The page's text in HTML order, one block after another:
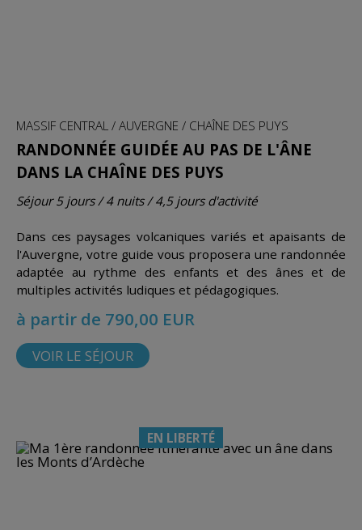
MASSIF CENTRAL / AUVERGNE / CHAÎNE DES PUYS
RANDONNÉE GUIDÉE AU PAS DE L'ÂNE
DANS LA CHAÎNE DES PUYS
Séjour 5 jours / 4 nuits / 4,5 jours d'activité
Dans ces paysages volcaniques variés et apaisants de
l'Auvergne, votre guide vous proposera une randonnée
adaptée au rythme des enfants et des ânes et de
multiples activités ludiques et pédagogiques.
à partir de 790,00 EUR
VOIR LE SÉJOUR
EN LIBERTÉ